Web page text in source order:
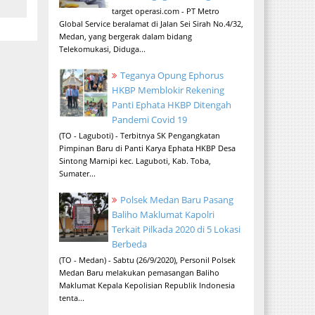
target operasi.com - PT Metro
Global Service beralamat di Jalan Sei Sirah No.4/32,
Medan, yang bergerak dalam bidang
Telekomukasi, Diduga...
Teganya Opung Ephorus
HKBP Memblokir Rekening
Panti Ephata HKBP Ditengah
Pandemi Covid 19
(TO - Laguboti) - Terbitnya SK Pengangkatan
Pimpinan Baru di Panti Karya Ephata HKBP Desa
Sintong Marnipi kec. Laguboti, Kab. Toba,
Sumater...
Polsek Medan Baru Pasang
Baliho Maklumat Kapolri
Terkait Pilkada 2020 di 5 Lokasi
Berbeda
(TO - Medan) - Sabtu (26/9/2020), Personil Polsek
Medan Baru melakukan pemasangan Baliho
Maklumat Kepala Kepolisian Republik Indonesia
tenta...